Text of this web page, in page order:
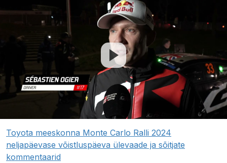
Toyota meeskonna Monte Carlo Ralli 2024
neljapäevase võistluspäeva ülevaade ja sõitjate
kommentaarid